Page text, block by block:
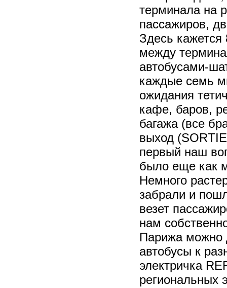
терминала на
пассажиров,
Здесь кажется
между
автобусами-
каждые семь
ожидания
кафе, баров,
багажа (все
выход
первый наш
было еще как
Немного
забрали и
везет
нам
Парижа можно
автобусы к
электричка
региональных